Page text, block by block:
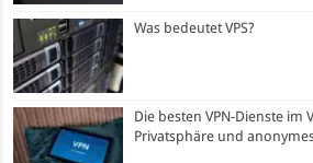
Was bedeutet VPS?
Die besten VPN-Dienste im
Privatsphäre und